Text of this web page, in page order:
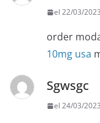
el 22/03/
order
10mg usa
Sgwsgc
el 24/03/